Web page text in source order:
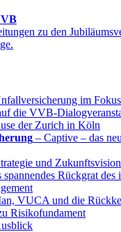
zu den
im
die VVB-
der Zurich in Köln
– Captive – das
und
spannendes Rückgrat des
VUCA und die
Risikofundament